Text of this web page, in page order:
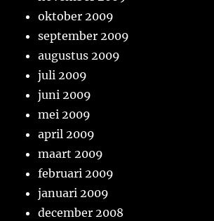
oktober 2009
september 2009
augustus 2009
juli 2009
juni 2009
mei 2009
april 2009
maart 2009
februari 2009
januari 2009
december 2008